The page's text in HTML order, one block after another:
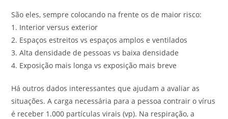
São eles, sempre colocando na frente os de maior risco:
1. Interior versus exterior
2. Espaços estreitos vs espaços amplos e ventilados
3. Alta densidade de pessoas vs baixa densidade
4. Exposição mais longa vs exposição mais breve
Há outros dados interessantes que ajudam a avaliar as
situações. A carga necessária para a pessoa contrair o vírus
é receber 1.000 partículas virais (vp). Na respiração, a